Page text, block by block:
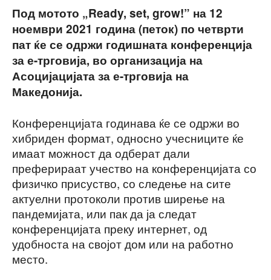
Под мотото „Ready, set, grow!” на 12
ноември 2021 година (петок) по четврти
пат ќе се одржи годишната конференција
за е-трговија, во организација на
Асоцијацијата за е-трговија на
Македонија.
Конференцијата годинава ќе се одржи во
хибриден формат, односно учесниците ќе
имаат можност да одберат дали
преферираат учество на конференцијата со
физичко присуство, со следење на сите
актуелни протоколи против ширење на
пандемијата, или пак да ја следат
конференцијата преку интернет, од
удобноста на својот дом или на работно
место.